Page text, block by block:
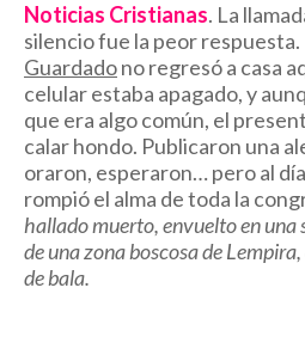
Noticias Cristianas. La
silencio fue la peor respuesta.
Guardadono regresó a casa
celular estaba apagado, y
que era algo común, el
calar hondo. Publicaron una
oraron, esperaron… pero al
rompió el alma de toda la
hallado muerto, envuelto en una
de una zona boscosa de
de bala.